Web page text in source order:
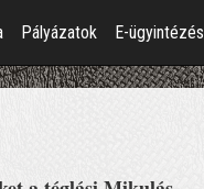
Pályázatok E-ügyintézés